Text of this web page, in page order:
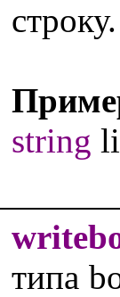
строку.
string
типа